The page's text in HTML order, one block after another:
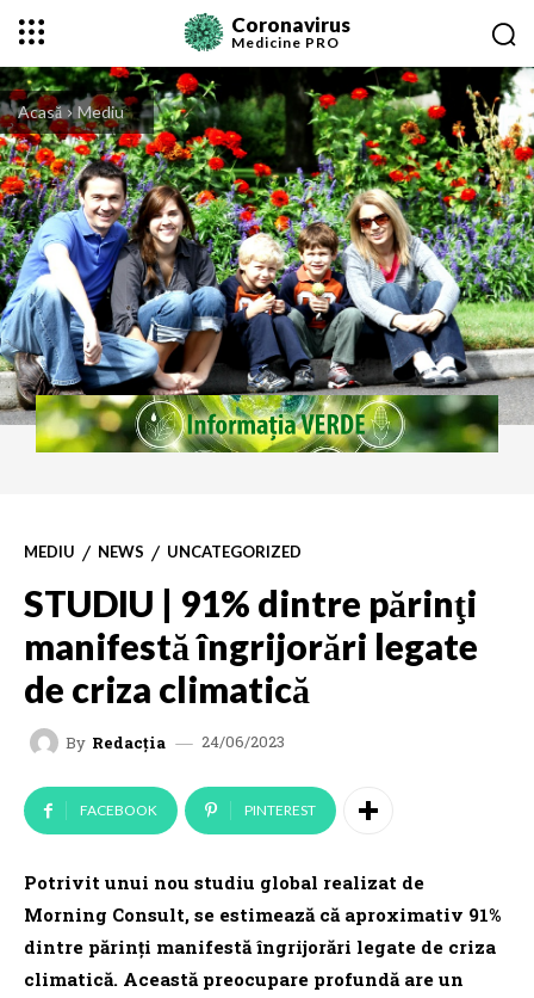
Coronavirus
Medicine PRO
Acasă Mediu
MEDIU NEWS UNCATEGORIZED
STUDIU | 91% dintre părinţi
manifestă îngrijorări legate
de criza climatică
By Redacția 24/06/2023
FACEBOOK PINTEREST
Potrivit unui nou studiu global realizat de
Morning Consult, se estimează că aproximativ 91%
dintre părinţi manifestă îngrijorări legate de criza
climatică. Această preocupare profundă are un